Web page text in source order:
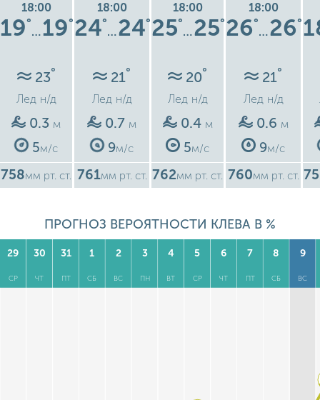
18:00
19°
…19°
23°
Лед н/д
0.3 м
5м/с
758мм рт. ст.
18:00
24°
…24°
21°
Лед н/д
0.7 м
9м/с
761мм рт. ст.
18:00
25°
…25°
20°
Лед н/д
0.4 м
5м/с
762мм рт. ст.
18:00
26°
…26°
21°
Лед н/д
0.6 м
9м/с
760мм рт. ст.
ПРОГНОЗ ВЕРОЯТНОСТИ КЛЕВА В %
29
СР
30
ЧТ
31
ПТ
1
СБ
2
ВС
3
ПН
4
ВТ
5
СР
6
ЧТ
7
ПТ
8
СБ
9
ВС